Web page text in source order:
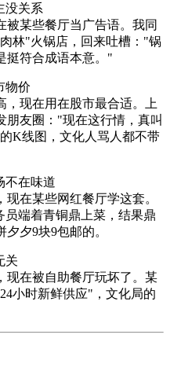
没关系
被某些餐厅当广告语。我同
林"火锅店，回来吐槽："锅
挺符合成语本意。"
物价
，现在用在股市最合适。上
朋友圈："现在这行情，真叫
K线图，文化人骂人都不带
不在味道
在某些网红餐厅学这套。
员端着青铜鼎上菜，结果鼎
夕9块9包邮的。
关
现在被自助餐厅玩坏了。某
小时新鲜供应"，文化局的